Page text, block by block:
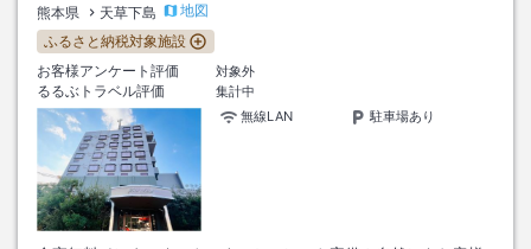
熊本県 天草下島
地図
ふるさと納税対象施設
お客様アンケート評価
対象外
るるぶトラベル評価
集計中
無線LAN
駐車場あり